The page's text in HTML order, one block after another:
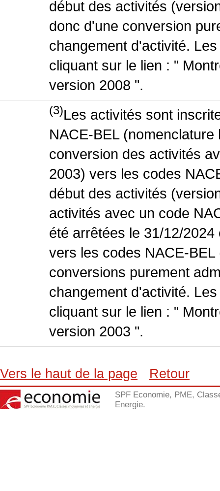
début des activités
donc d'une conversion
changement d'activité.
cliquant sur le lien : "
version 2008 ".
(3)Les activités sont
NACE-BEL
conversion des activités
2003) vers les codes
début des activités
activités avec un code
été arrêtées le 31/12/
vers les codes NACE-
conversions purement
changement d'activité.
cliquant sur le lien : "
version 2003 ".
Vers le haut de la page Retour
SPF Economie, PME,
Energie.